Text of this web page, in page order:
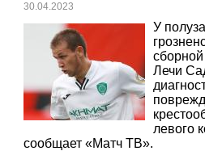
30.04.2023
У
Лечи
левого
сообщает «Матч ТВ».